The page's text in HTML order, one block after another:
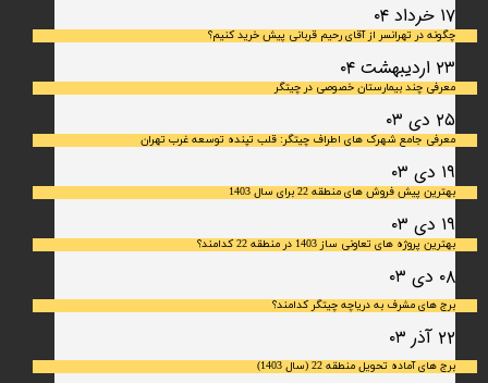
۱۷ خرداد ۰۴
چگونه در تهرانسر از آقای رحیم قربانی پیش خرید کنیم؟
۲۳ اردیبهشت ۰۴
معرفی چند بیمارستان خصوصی در چیتگر
۲۵ دی ۰۳
معرفی جامع شهرک‌ های اطراف چیتگر: قلب تپنده توسعه غرب تهران
۱۹ دی ۰۳
بهترین پیش فروش های منطقه 22 برای سال 1403
۱۹ دی ۰۳
بهترین پروژه های تعاونی ساز 1403 در منطقه 22 کدامند؟
۰۸ دی ۰۳
برج های مشرف به دریاچه چیتگر کدامند؟
۲۲ آذر ۰۳
برج های آماده تحویل منطقه 22 (سال 1403)